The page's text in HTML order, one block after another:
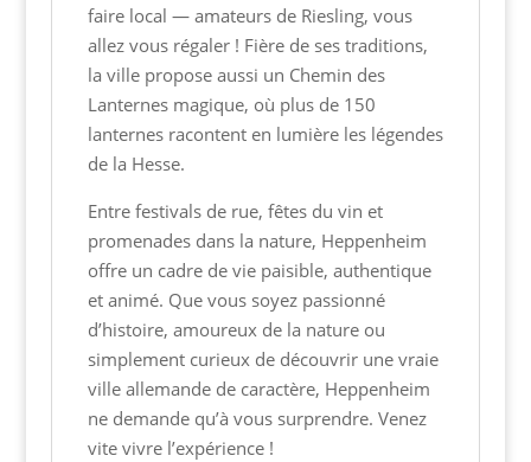
faire local — amateurs de Riesling, vous
allez vous régaler ! Fière de ses traditions,
la ville propose aussi un Chemin des
Lanternes magique, où plus de 150
lanternes racontent en lumière les légendes
de la Hesse.
Entre festivals de rue, fêtes du vin et
promenades dans la nature, Heppenheim
offre un cadre de vie paisible, authentique
et animé. Que vous soyez passionné
d’histoire, amoureux de la nature ou
simplement curieux de découvrir une vraie
ville allemande de caractère, Heppenheim
ne demande qu’à vous surprendre. Venez
vite vivre l’expérience !